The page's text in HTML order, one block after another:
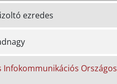
ezredes
Infokommunikációs Országos